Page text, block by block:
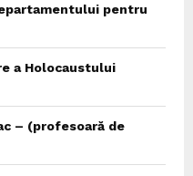
pentru
a Holocaustului
– (profesoară de